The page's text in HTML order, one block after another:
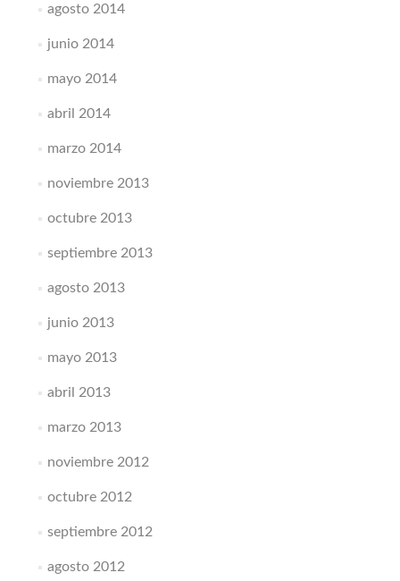
agosto 2014
junio 2014
mayo 2014
abril 2014
marzo 2014
noviembre 2013
octubre 2013
septiembre 2013
agosto 2013
junio 2013
mayo 2013
abril 2013
marzo 2013
noviembre 2012
octubre 2012
septiembre 2012
agosto 2012